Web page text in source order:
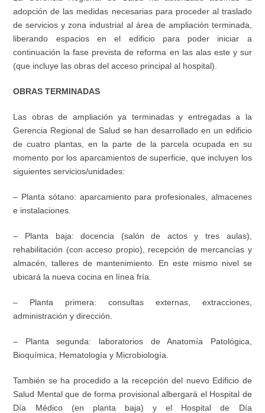
adopción de las medidas necesarias para proceder al traslado
de servicios y zona industrial al área de ampliación terminada,
liberando espacios en el edificio para poder iniciar a
continuación la fase prevista de reforma en las alas este y sur
(que incluye las obras del acceso principal al hospital).
OBRAS TERMINADAS
Las obras de ampliación ya terminadas y entregadas a la
Gerencia Regional de Salud se han desarrollado en un edificio
de cuatro plantas, en la parte de la parcela ocupada en su
momento por los aparcamientos de superficie, que incluyen los
siguientes servicios/unidades:
– Planta sótano: aparcamiento para profesionales, almacenes
e instalaciones.
– Planta baja: docencia (salón de actos y tres aulas),
rehabilitación (con acceso propio), recepción de mercancías y
almacén, talleres de mantenimiento. En este mismo nivel se
ubicará la nueva cocina en línea fría.
– Planta primera: consultas externas, extracciones,
administración y dirección.
– Planta segunda: laboratorios de Anatomía Patológica,
Bioquímica, Hematología y Microbiología.
También se ha procedido a la recepción del nuevo Edificio de
Salud Mental que de forma provisional albergará el Hospital de
Día Médico (en planta baja) y el Hospital de Día